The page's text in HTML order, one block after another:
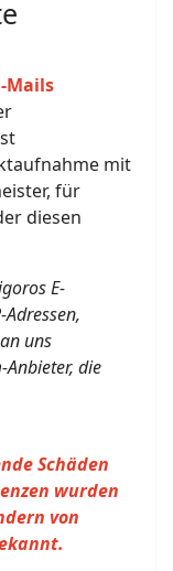
Mails
mit
für
diesen
E-
uns
Anbieter, die
Schäden
wurden
von